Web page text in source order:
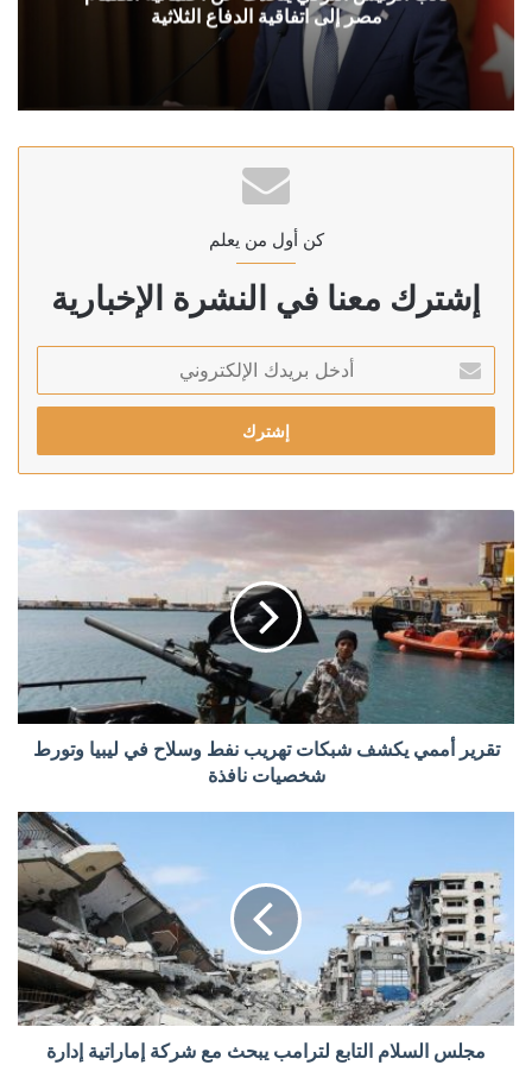
مصر إلى اتفاقية الدفاع الثلاثية
كن أول من يعلم
إشترك معنا في النشرة الإخبارية
بريدك
الإلكتروني
تقرير أممي يكشف شبكات تهريب نفط وسلاح في ليبيا وتورط
شخصيات نافذة
مجلس السلام التابع لترامب يبحث مع شركة إماراتية إدارة